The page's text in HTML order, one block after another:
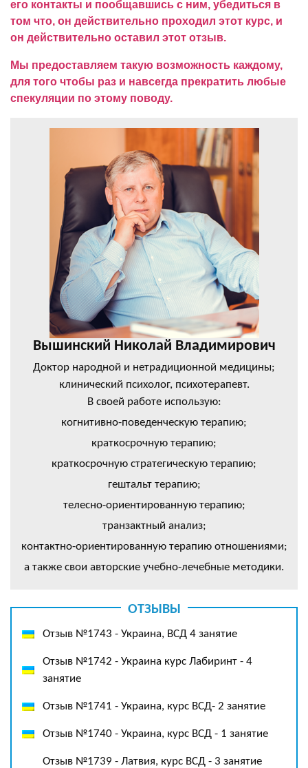
его контакты и пообщавшись с ним, убедиться в
том что, он действительно проходил этот курс, и
он действительно оставил этот отзыв.
Мы предоставляем такую возможность каждому,
для того чтобы раз и навсегда прекратить любые
спекуляции по этому поводу.
Вышинский Николай Владимирович
Доктор народной и нетрадиционной медицины;
клинический психолог, психотерапевт.
В своей работе использую:
когнитивно-поведенческую терапию;
краткосрочную терапию;
краткосрочную стратегическую терапию;
гештальт терапию;
телесно-ориентированную терапию;
транзактный анализ;
контактно-ориентированную терапию отношениями;
а также свои авторские учебно-лечебные методики.
ОТЗЫВЫ
Отзыв №1743 - Украина, ВСД 4 занятие
Отзыв №1742 - Украина курс Лабиринт - 4
занятие
Отзыв №1741 - Украина, курс ВСД- 2 занятие
Отзыв №1740 - Украина, курс ВСД - 1 занятие
Отзыв №1739 - Латвия, курс ВСД - 3 занятие